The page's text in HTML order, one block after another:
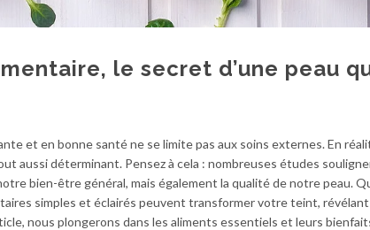
le secret d’une peau
et en bonne santé ne se limite pas aux soins externes. En
aussi déterminant. Pensez à cela : nombreuses études
bien-être général, mais également la qualité de notre peau.
simples et éclairés peuvent transformer votre teint,
nous plongerons dans les aliments essentiels et leurs